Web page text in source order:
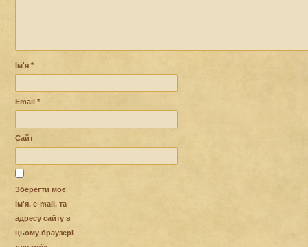
Ім'я *
Email *
Сайт
Зберегти моє
ім'я, e-mail, та
адресу сайту в
цьому браузері